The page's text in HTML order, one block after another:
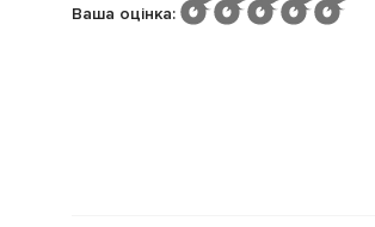
Ваша оцінка: